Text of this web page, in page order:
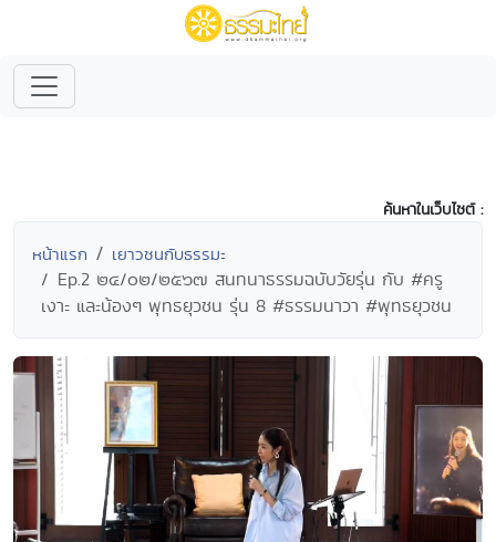
ค้นหาในเว็บไซต์ :
หน้าแรก เยาวชนกับธรรมะ
Ep.2 ๒๔/๐๒/๒๕๖๗ สนทนาธรรมฉบับวัยรุ่น กับ #ครู
เงาะ และน้องๆ พุทธยุวชน รุ่น 8 #ธรรมนาวา #พุทธยุวชน